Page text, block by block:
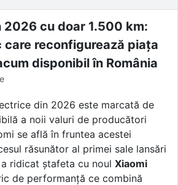
2026 cu doar 1.500 km:
care reconfigurează piața
disponibil în România
din 2026 este marcată de
a noii valuri de producători
se află în fruntea acestei
răsunător al primei sale lansări
ridicat ștafeta cu noul Xiaomi
de performanță ce combină